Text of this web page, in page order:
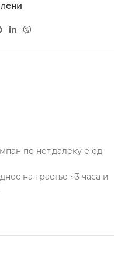
по нет,далеку е од
на траење ~3 часа и